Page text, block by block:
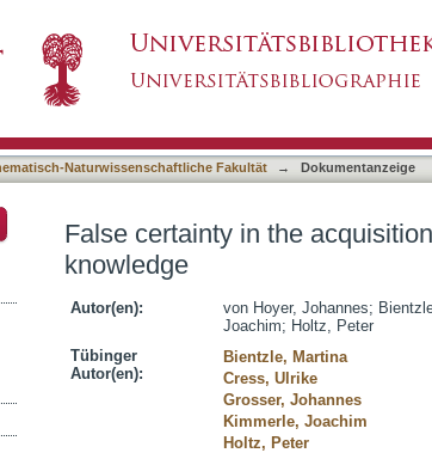
Naturwissenschaftliche Fakultät → Dokumentanzeige
False certainty in the
knowledge
Autor(en): von Hoyer, Johannes;
Joachim; Holtz, Peter
Tübinger
Autor(en):
Bientzle, Martina
Cress, Ulrike
Grosser, Johannes
Kimmerle, Joachim
Holtz, Peter